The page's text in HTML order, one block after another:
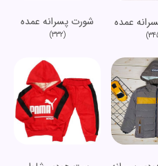
عمده شورت پسرانه عمده
(332)